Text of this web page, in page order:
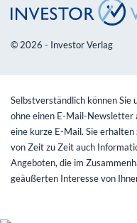
© 2026 - Investor Verlag
Selbstverständlich können Sie
ohne einen E-Mail-Newsletter
eine kurze E-Mail. Sie
von Zeit zu Zeit auch
Angeboten, die im
geäußerten Interesse von